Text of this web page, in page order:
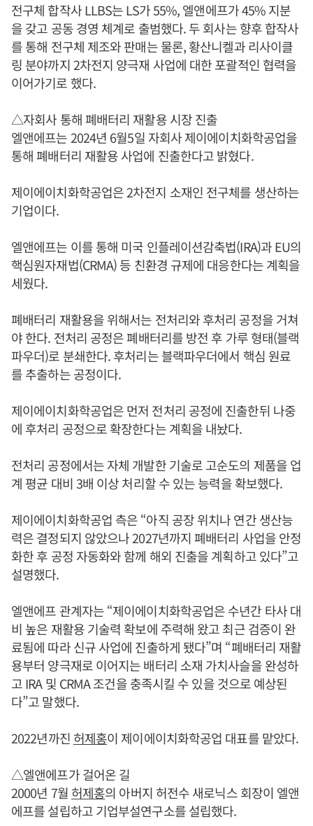
전구체 합작사 LLBS는 LS가 55%, 엘앤에프가 45% 지분
을 갖고 공동 경영 체계로 출범했다. 두 회사는 향후 합작사
를 통해 전구체 제조와 판매는 물론, 황산니켈과 리사이클
링 분야까지 2차전지 양극재 사업에 대한 포괄적인 협력을
이어가기로 했다.
△자회사 통해 폐배터리 재활용 시장 진출
엘앤에프는 2024년 6월5일 자회사 제이에이치화학공업을
통해 폐배터리 재활용 사업에 진출한다고 밝혔다.
제이에이치화학공업은 2차전지 소재인 전구체를 생산하는
기업이다.
엘앤에프는 이를 통해 미국 인플레이션감축법(IRA)과 EU의
핵심원자재법(CRMA) 등 친환경 규제에 대응한다는 계획을
세웠다.
폐배터리 재활용을 위해서는 전처리와 후처리 공정을 거쳐
야 한다. 전처리 공정은 폐배터리를 방전 후 가루 형태(블랙
파우더)로 분쇄한다. 후처리는 블랙파우더에서 핵심 원료
를 추출하는 공정이다.
제이에이치화학공업은 먼저 전처리 공정에 진출한뒤 나중
에 후처리 공정으로 확장한다는 계획을 내놨다.
전처리 공정에서는 자체 개발한 기술로 고순도의 제품을 업
계 평균 대비 3배 이상 처리할 수 있는 능력을 확보했다.
제이에이치화학공업 측은 “아직 공장 위치나 연간 생산능
력은 결정되지 않았으나 2027년까지 폐배터리 사업을 안정
화한 후 공정 자동화와 함께 해외 진출을 계획하고 있다”고
설명했다.
엘앤에프 관계자는 “제이에이치화학공업은 수년간 타사 대
비 높은 재활용 기술력 확보에 주력해 왔고 최근 검증이 완
료됨에 따라 신규 사업에 진출하게 됐다”며 “폐배터리 재활
용부터 양극재로 이어지는 배터리 소재 가치사슬을 완성하
고 IRA 및 CRMA 조건을 충족시킬 수 있을 것으로 예상된
다”고 말했다.
2022년까진 허제홍이 제이에이치화학공업 대표를 맡았다.
△엘앤에프가 걸어온 길
2000년 7월 허제홍의 아버지 허전수 새로닉스 회장이 엘앤
에프를 설립하고 기업부설연구소를 설립했다.